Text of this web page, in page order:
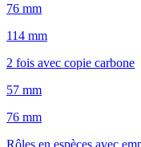
76 mm
114 mm
2 fois avec copie carbone
57 mm
76 mm
Rôles en espèces avec